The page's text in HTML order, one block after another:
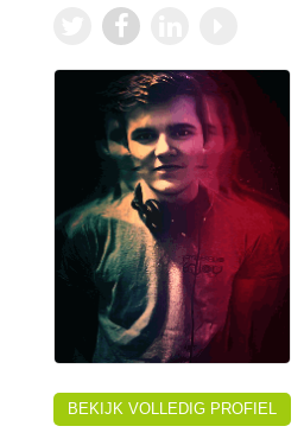
BEKIJK VOLLEDIG PROFIEL